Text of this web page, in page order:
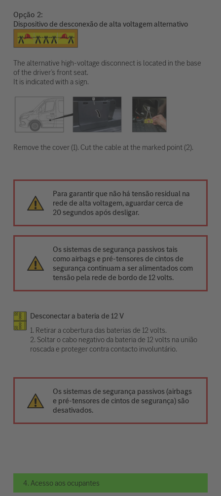
Opção
Dispositivo de desconexão de alta voltagem alternativo
The alternative high-voltage disconnect is located in the base
of the driver’s front seat.
It is indicated with a sign.
Remove the cover (1). Cut the cable at the marked point (2).
Para garantir que não há tensão residual na
rede de alta voltagem, aguardar cerca de
20 segundos após desligar.
Os sistemas de segurança passivos tais
como airbags e pré-tensores de cintos de
segurança continuam a ser alimentados com
tensão pela rede de bordo de 12 volts.
Desconectar a bateria de 12 V
1. Retirar a cobertura das baterias de 12 volts.
2. Soltar o cabo negativo da bateria de 12 volts na união
roscada e proteger contra contacto involuntário.
Os sistemas de segurança passivos (airbags
e pré-tensores de cintos de segurança) são
desativados.
4. Acesso aos ocupantes